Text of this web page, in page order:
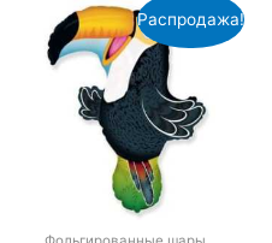
Распродажа!